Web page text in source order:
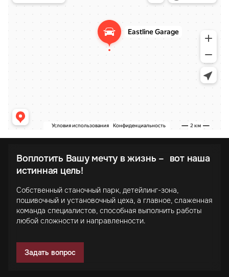
Воплотить Вашу мечту в жизнь – вот наша
истинная цель!
Собственный станочный парк, детейлинг-зона,
пошивочный и установочный цеха, а главное, слаженная
команда специалистов, способная выполнить работы
любой сложности и направленности.
Задать вопрос